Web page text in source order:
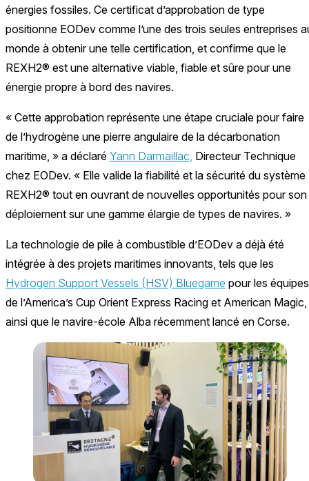
énergies fossiles. Ce certificat d’approbation de type
positionne EODev comme l’une des trois seules entreprises
monde à obtenir une telle certification, et confirme que le
REXH2® est une alternative viable, fiable et sûre pour une
énergie propre à bord des navires.
« Cette approbation représente une étape cruciale pour faire
de l’hydrogène une pierre angulaire de la décarbonation
maritime, » a déclaré Yann Darmaillac, Directeur Technique
chez EODev. « Elle valide la fiabilité et la sécurité du système
REXH2® tout en ouvrant de nouvelles opportunités pour son
déploiement sur une gamme élargie de types de navires. »
La technologie de pile à combustible d’EODev a déjà été
intégrée à des projets maritimes innovants, tels que les
Hydrogen Support Vessels (HSV) Bluegame pour les équipes
de l’America’s Cup Orient Express Racing et American Magic,
ainsi que le navire-école Alba récemment lancé en Corse.